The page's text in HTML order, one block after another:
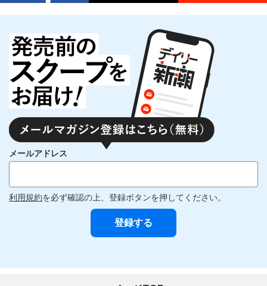
メールアドレス
利用規約を必ず確認の上、登録ボタンを押してください。